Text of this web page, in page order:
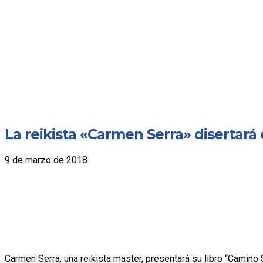
La reikista «Carmen Serra»
9 de marzo de 2018
Carmen Serra, una reikista master, presentará su libro